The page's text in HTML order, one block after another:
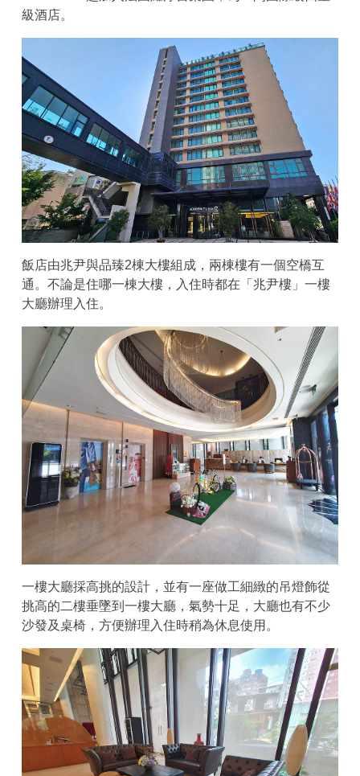
級酒店。
飯店由兆尹與品臻2棟大樓組成，兩棟樓有一個空橋互
通。不論是住哪一棟大樓，入住時都在「兆尹樓」一樓
大廳辦理入住。
一樓大廳採高挑的設計，並有一座做工細緻的吊燈飾從
挑高的二樓垂墜到一樓大廳，氣勢十足，大廳也有不少
沙發及桌椅，方便辦理入住時稍為休息使用。